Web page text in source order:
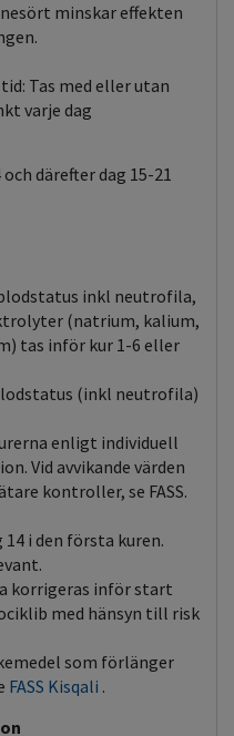
minskar effekten
Tas med eller utan
varje dag
därefter dag 15-21
inkl neutrofila,
(natrium, kalium,
tas inför kur 1-6 eller
(inkl neutrofila)
enligt individuell
Vid avvikande värden
kontroller, se FASS.
i den första kuren.
korrigeras inför start
med hänsyn till risk
som förlänger
FASS Kisqali .